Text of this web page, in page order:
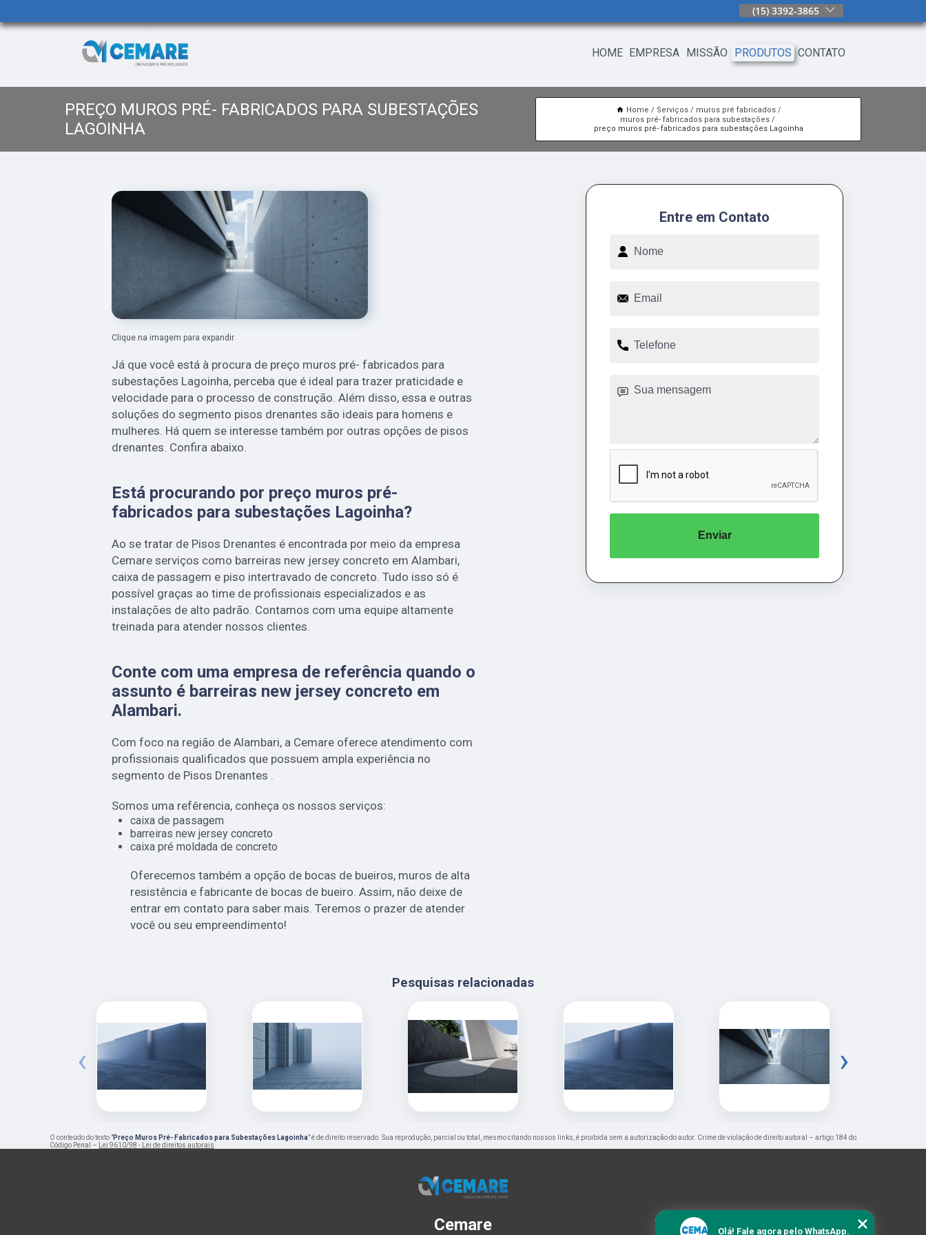
(15) 3392-3865
HOME EMPRESA MISSÃO PRODUTOS CONTATO
PREÇO MUROS PRÉ- FABRICADOS PARA SUBESTAÇÕES
LAGOINHA
Home Serviços
muros pré fabricados
muros pré- fabricados para subestações
preço muros pré- fabricados para subestações Lagoinha
Clique na imagem para expandir
Já que você está à procura de preço muros pré- fabricados para
subestações Lagoinha, perceba que é ideal para trazer praticidade e
velocidade para o processo de construção. Além disso, essa e outras
soluções do segmento pisos drenantes são ideais para homens e
mulheres. Há quem se interesse também por outras opções de pisos
drenantes. Confira abaixo.
Está procurando por preço muros pré-
fabricados para subestações Lagoinha?
Ao se tratar de Pisos Drenantes é encontrada por meio da empresa
Cemare serviços como barreiras new jersey concreto em Alambari,
caixa de passagem e piso intertravado de concreto. Tudo isso só é
possível graças ao time de profissionais especializados e as
instalações de alto padrão. Contamos com uma equipe altamente
treinada para atender nossos clientes.
Conte com uma empresa de referência quando o
assunto é barreiras new jersey concreto em
Alambari.
Com foco na região de Alambari, a Cemare oferece atendimento com
profissionais qualificados que possuem ampla experiência no
segmento de Pisos Drenantes .
Somos uma refêrencia, conheça os nossos serviços:
caixa de passagem
barreiras new jersey concreto
caixa pré moldada de concreto
Oferecemos também a opção de bocas de bueiros, muros de alta
resistência e fabricante de bocas de bueiro. Assim, não deixe de
entrar em contato para saber mais. Teremos o prazer de atender
você ou seu empreendimento!
Entre em Contato
Enviar
Pesquisas relacionadas
‹ ›
O conteúdo do texto "Preço Muros Pré- Fabricados para Subestações Lagoinha" é de direito reservado. Sua reprodução, parcial ou total, mesmo citando nossos links, é proibida sem a autorização do autor. Crime de violação de direito autoral – artigo 184 do
Código Penal – Lei 9610/98 - Lei de direitos autorais.
Cemare Olá! Fale agora pelo WhatsApp.